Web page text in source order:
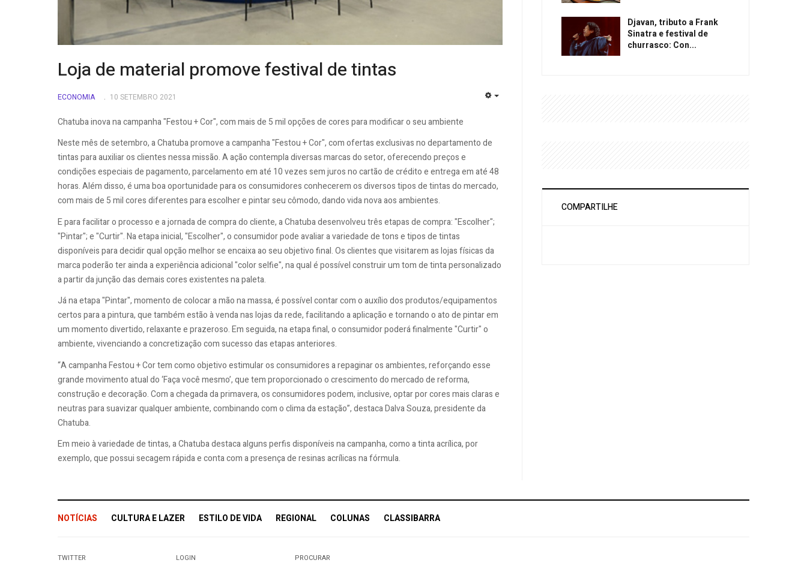
Loja de material promove festival de tintas
ECONOMIA 10 SETEMBRO 2021
Chatuba inova na campanha "Festou + Cor", com mais de 5 mil opções de cores para modificar o seu ambiente
Neste mês de setembro, a Chatuba promove a campanha "Festou + Cor", com ofertas exclusivas no departamento de
tintas para auxiliar os clientes nessa missão. A ação contempla diversas marcas do setor, oferecendo preços e
condições especiais de pagamento, parcelamento em até 10 vezes sem juros no cartão de crédito e entrega em até 48
horas. Além disso, é uma boa oportunidade para os consumidores conhecerem os diversos tipos de tintas do mercado,
com mais de 5 mil cores diferentes para escolher e pintar seu cômodo, dando vida nova aos ambientes.
E para facilitar o processo e a jornada de compra do cliente, a Chatuba desenvolveu três etapas de compra: "Escolher";
"Pintar"; e "Curtir". Na etapa inicial, "Escolher", o consumidor pode avaliar a variedade de tons e tipos de tintas
disponíveis para decidir qual opção melhor se encaixa ao seu objetivo final. Os clientes que visitarem as lojas físicas da
marca poderão ter ainda a experiência adicional "color selfie", na qual é possível construir um tom de tinta personalizado
a partir da junção das demais cores existentes na paleta.
Já na etapa "Pintar", momento de colocar a mão na massa, é possível contar com o auxílio dos produtos/equipamentos
certos para a pintura, que também estão à venda nas lojas da rede, facilitando a aplicação e tornando o ato de pintar em
um momento divertido, relaxante e prazeroso. Em seguida, na etapa final, o consumidor poderá finalmente "Curtir" o
ambiente, vivenciando a concretização com sucesso das etapas anteriores.
“A campanha Festou + Cor tem como objetivo estimular os consumidores a repaginar os ambientes, reforçando esse
grande movimento atual do ‘Faça você mesmo’, que tem proporcionado o crescimento do mercado de reforma,
construção e decoração. Com a chegada da primavera, os consumidores podem, inclusive, optar por cores mais claras e
neutras para suavizar qualquer ambiente, combinando com o clima da estação”, destaca Dalva Souza, presidente da
Chatuba.
Em meio à variedade de tintas, a Chatuba destaca alguns perfis disponíveis na campanha, como a tinta acrílica, por
exemplo, que possui secagem rápida e conta com a presença de resinas acrílicas na fórmula.
Djavan, tributo a Frank
Sinatra e festival de
churrasco: Con...
COMPARTILHE
NOTÍCIAS CULTURA E LAZER ESTILO DE VIDA REGIONAL COLUNAS CLASSIBARRA
TWITTER LOGIN PROCURAR